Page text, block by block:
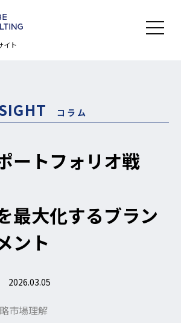
イト
コラム
ートフォリオ戦
最大化するブラン
ント
2026.03.05
市場理解